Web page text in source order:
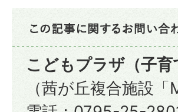
こどもプラザ（子
（茜が丘複合施設